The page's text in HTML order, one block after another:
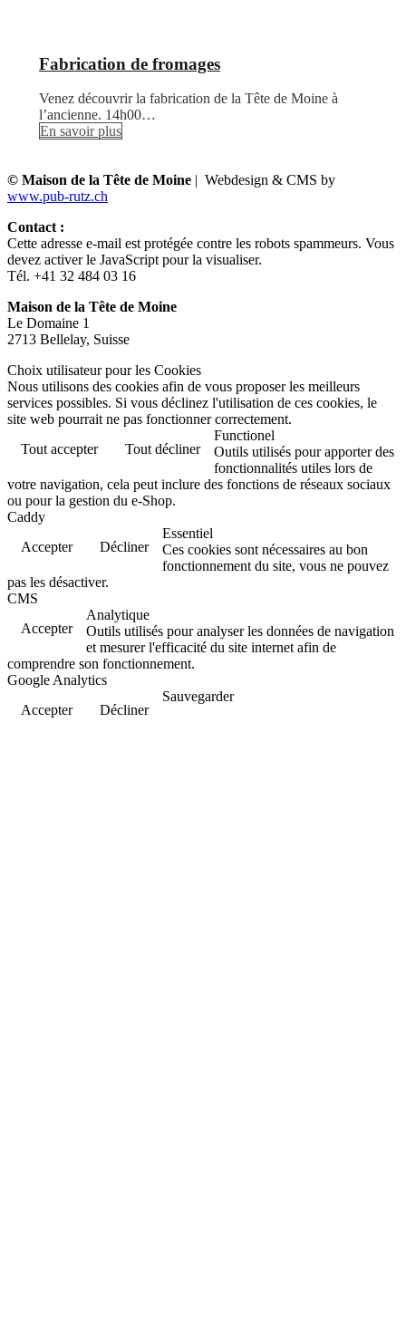
Fabrication de fromages
Venez découvrir la fabrication de la Tête de Moine à
l’ancienne. 14h00…
En savoir plus
© Maison de la Tête de Moine | Webdesign & CMS by
www.pub-rutz.ch
Contact :
Cette adresse e-mail est protégée contre les robots spammeurs. Vous
devez activer le JavaScript pour la visualiser.
Tél. +41 32 484 03 16
Maison de la Tête de Moine
Le Domaine 1
2713 Bellelay, Suisse
Choix utilisateur pour les Cookies
Nous utilisons des cookies afin de vous proposer les meilleurs
services possibles. Si vous déclinez l'utilisation de ces cookies, le
site web pourrait ne pas fonctionner correctement.
Tout accepter
Tout décliner
Functionel
Outils utilisés pour apporter des
fonctionnalités utiles lors de
votre navigation, cela peut inclure des fonctions de réseaux sociaux
ou pour la gestion du e-Shop.
Caddy
Accepter
Décliner
Essentiel
Ces cookies sont nécessaires au bon
fonctionnement du site, vous ne pouvez
pas les désactiver.
CMS
Accepter
Analytique
Outils utilisés pour analyser les données de navigation
et mesurer l'efficacité du site internet afin de
comprendre son fonctionnement.
Google Analytics
Accepter
Décliner
Sauvegarder